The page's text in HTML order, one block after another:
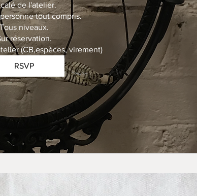
de l'atelier.
tout compris.
Tous niveaux.
réservation.
(CB,espèces, virement)
RSVP